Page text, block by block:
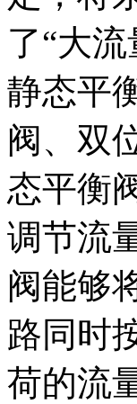
了“大
静态平
阀、双
态平衡
调节流
阀能够
路同时
荷的流